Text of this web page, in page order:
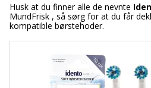
Husk at du finner alle de nevnte
MundFrisk , så sørg for at du får
kompatible børstehoder.